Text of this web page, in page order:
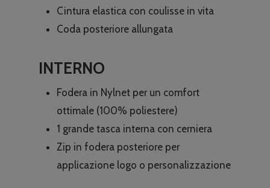
Cintura elastica con coulisse in vita
Coda posteriore allungata
INTERNO
Fodera in Nylnet per un comfort
ottimale (100% poliestere)
1 grande tasca interna con cerniera
Zip in fodera posteriore per
applicazione logo o personalizzazione